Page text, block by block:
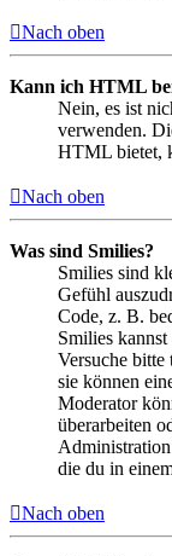
Nach oben
Kann ich HTML
Nein, es ist
verwenden.
HTML bietet,
Nach oben
Was sind Smilies?
Smilies sind
Gefühl
Code, z. B.
Smilies kannst
Versuche
sie können
Moderator
überarbeiten
die du in
Nach oben